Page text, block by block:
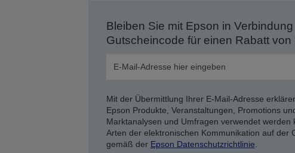
Bleiben Sie mit Epson in
Gutscheincode für einen Rabatt von
Mit der Übermittlung Ihrer E-Mail-Adresse
Epson Produkte, Veranstaltungen, Promotions
Marktanalysen und Umfragen verwendet
Arten der elektronischen Kommunikation auf der
gemäß der Epson Datenschutzrichtlinie.